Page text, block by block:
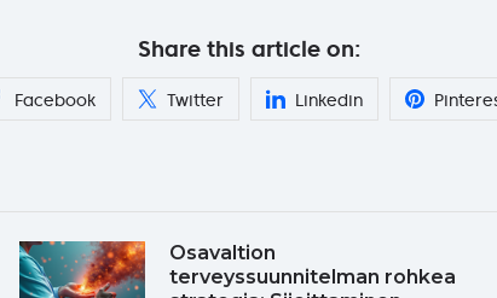
Share this article on:
Facebook Twitter Linkedin
Osavaltion
terveyssuunnitelman rohkea